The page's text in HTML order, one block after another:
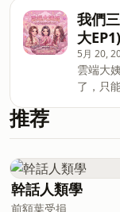
來姨媽們都是……
by
我們
大EP1)
5月 20,
雲端大姨媽來了！
了，只能說
雲端報
推荐
幹話人類學
前額葉受損